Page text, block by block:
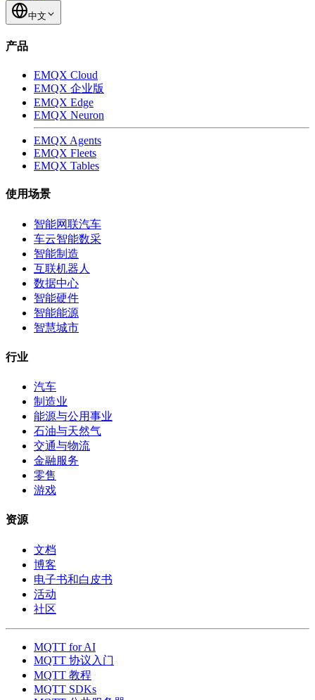
中文
产品
EMQX Cloud
EMQX 企业版
EMQX Edge
EMQX Neuron
EMQX Agents
EMQX Fleets
EMQX Tables
使用场景
智能网联汽车
车云智能数采
智能制造
互联机器人
数据中心
智能硬件
智能能源
智慧城市
行业
汽车
制造业
能源与公用事业
石油与天然气
交通与物流
金融服务
零售
游戏
资源
文档
博客
电子书和白皮书
活动
社区
MQTT for AI
MQTT 协议入门
MQTT 教程
MQTT SDKs